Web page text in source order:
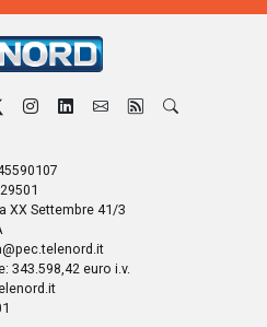
XX Settembre 41/3
343.598,42 euro i.v.